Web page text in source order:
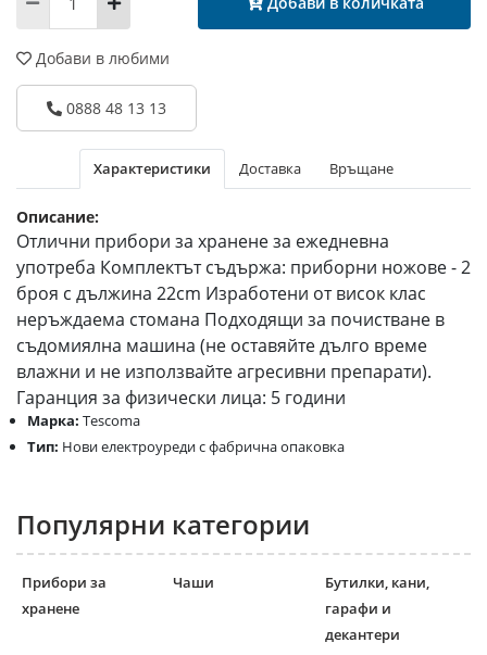
Добави в любими
0888 48 13 13
Характеристики Доставка Връщане
Описание:
Отлични прибори за хранене за ежедневна
употреба Комплектът съдържа: приборни ножове - 2
броя с дължина 22cm Изработени от висок клас
неръждаема стомана Подходящи за почистване в
съдомиялна машина (не оставяйте дълго време
влажни и не използвайте агресивни препарати).
Гаранция за физически лица: 5 години
Марка: Tescoma
Тип: Нови електроуреди с фабрична опаковка
Популярни категории
Прибори за
хранене
Чаши
Бутилки, кани,
гарафи и
декантери